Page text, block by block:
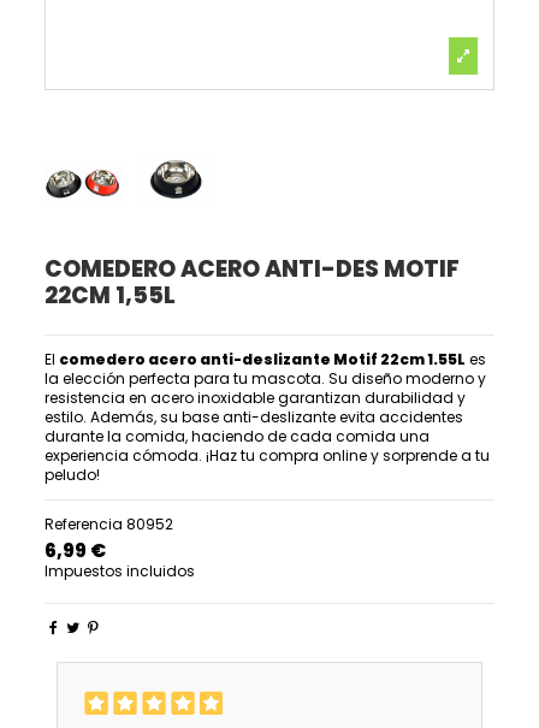
COMEDERO ACERO ANTI-DES MOTIF
22CM 1,55L
El comedero acero anti-deslizante Motif 22cm 1.55L es
la elección perfecta para tu mascota. Su diseño moderno y
resistencia en acero inoxidable garantizan durabilidad y
estilo. Además, su base anti-deslizante evita accidentes
durante la comida, haciendo de cada comida una
experiencia cómoda. ¡Haz tu compra online y sorprende a tu
peludo!
Referencia 80952
6,99 €
Impuestos incluidos